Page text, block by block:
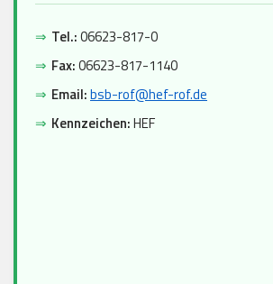
⇒ Tel.:06623-817-0
⇒ Fax:06623-817-1140
⇒ Email:bsb-rof@hef-rof.de
⇒ Kennzeichen:HEF